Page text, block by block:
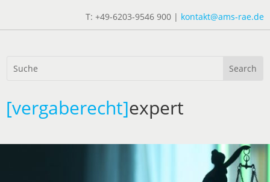
T: +49-6203-9546 900 | kontakt@ams-rae.de
[vergaberecht]expert